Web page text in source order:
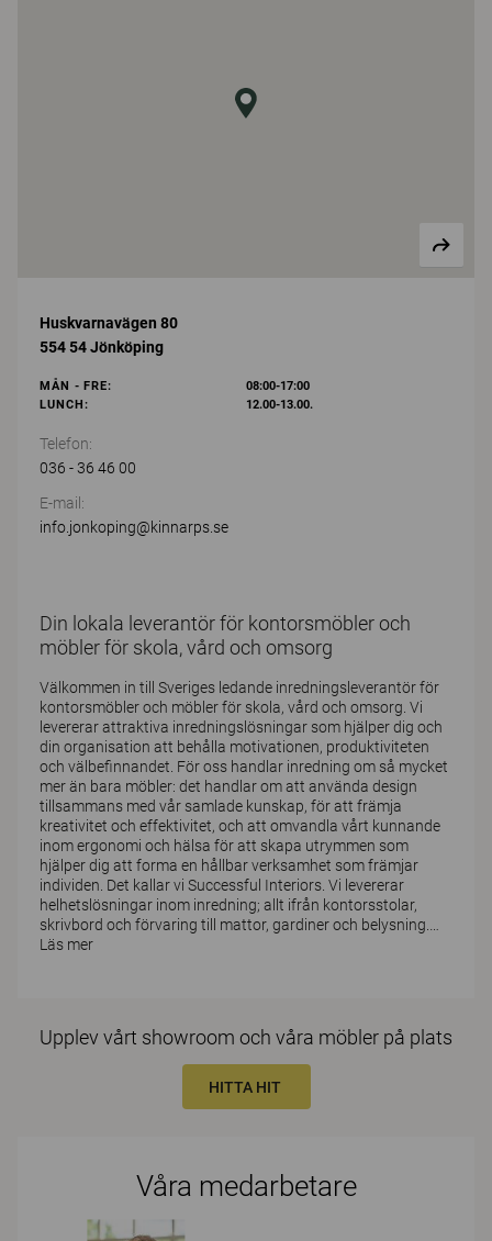
Huskvarnavägen 80
554 54 Jönköping
MÅN - FRE:
08:00-17:00
LUNCH:
12.00-13.00.
Telefon:
036 - 36 46 00
E-mail:
info.jonkoping@kinnarps.se
Din lokala leverantör för kontorsmöbler och
möbler för skola, vård och omsorg
Välkommen in till Sveriges ledande inredningsleverantör för
kontorsmöbler och möbler för skola, vård och omsorg. Vi
levererar attraktiva inredningslösningar som hjälper dig och
din organisation att behålla motivationen, produktiviteten
och välbefinnandet. För oss handlar inredning om så mycket
mer än bara möbler: det handlar om att använda design
tillsammans med vår samlade kunskap, för att främja
kreativitet och effektivitet, och att omvandla vårt kunnande
inom ergonomi och hälsa för att skapa utrymmen som
hjälper dig att forma en hållbar verksamhet som främjar
individen. Det kallar vi Successful Interiors. Vi levererar
helhetslösningar inom inredning; allt ifrån kontorsstolar,
skrivbord och förvaring till mattor, gardiner och belysning.…
Läs mer
Upplev vårt showroom och våra möbler på plats
HITTA HIT
Våra medarbetare